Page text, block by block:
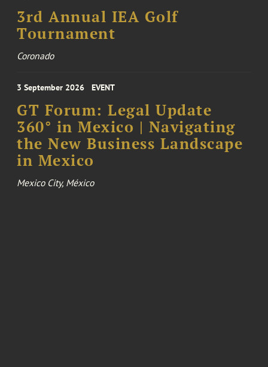
3rd Annual IEA Golf
Tournament
Coronado
3 September 2026 EVENT
GT Forum: Legal Update
360° in Mexico | Navigating
the New Business Landscape
in Mexico
Mexico City, México